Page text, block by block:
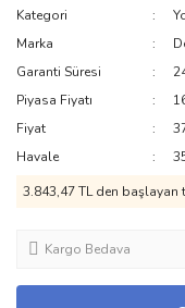
Kategori
Marka
Garanti Süresi
Piyasa Fiyatı
Fiyat
Havale
3.843,47 TL den başlayan
Kargo Bedava